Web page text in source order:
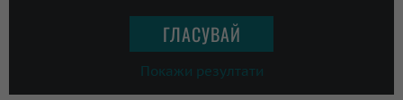
Покажи резултати